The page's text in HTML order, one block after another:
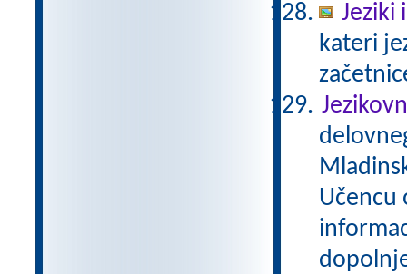
Jeziki
kateri
Učencu